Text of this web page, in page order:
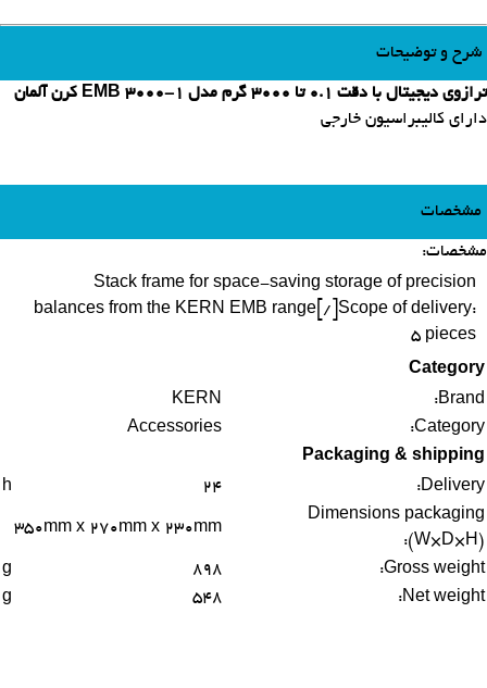
شرح و توضیحات
ترازوی دیجیتال با دقت 0.1 تا 3000 گرم مدل EMB 3000-1 کرن آلمان
دارای کالیبراسیون خارجی
مشخصات
مشخصات:
Stack frame for space-saving storage of precision
balances from the KERN EMB range[/]Scope of delivery:
5 pieces
Category
Brand:
KERN
Category:
Accessories
Packaging & shipping
Delivery:
24
h
Dimensions packaging
(W×D×H):
350mm x 270mm x 230mm
Gross weight:
898
g
Net weight:
548
g